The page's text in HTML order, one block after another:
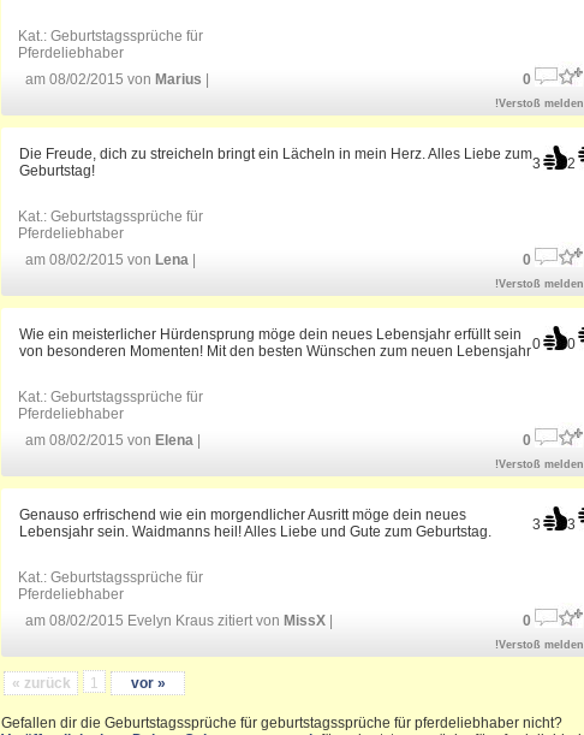
Kat.: Geburtstagssprüche für
Pferdeliebhaber
am 08/02/2015 von Marius 0
!Verstoß melden
3 2
Die Freude, dich zu streicheln bringt ein Lächeln in mein Herz. Alles Liebe zum
Geburtstag!
Kat.: Geburtstagssprüche für
Pferdeliebhaber
am 08/02/2015 von Lena 0
!Verstoß melden
0 0
Wie ein meisterlicher Hürdensprung möge dein neues Lebensjahr erfüllt sein
von besonderen Momenten! Mit den besten Wünschen zum neuen Lebensjahr
Kat.: Geburtstagssprüche für
Pferdeliebhaber
am 08/02/2015 von Elena 0
!Verstoß melden
3 3
Genauso erfrischend wie ein morgendlicher Ausritt möge dein neues
Lebensjahr sein. Waidmanns heil! Alles Liebe und Gute zum Geburtstag.
Kat.: Geburtstagssprüche für
Pferdeliebhaber
am 08/02/2015 Evelyn Kraus zitiert von MissX 0
!Verstoß melden
« zurück 1 vor »
Gefallen dir die Geburtstagssprüche für geburtstagssprüche für pferdeliebhaber nicht?